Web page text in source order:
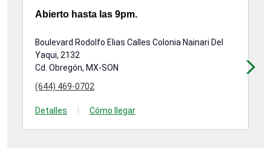
Abierto hasta las 9pm.
Boulevard Rodolfo Elias Calles Colonia Nainari Del
Yaqui, 2132
Cd. Obregón, MX-SON
(644) 469-0702
Detalles Cómo llegar